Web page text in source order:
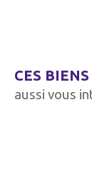
CES
aussi vous